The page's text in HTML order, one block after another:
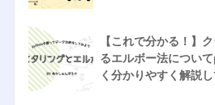
【これで分かる！】
るエルボー法につい
く分かりやすく解説